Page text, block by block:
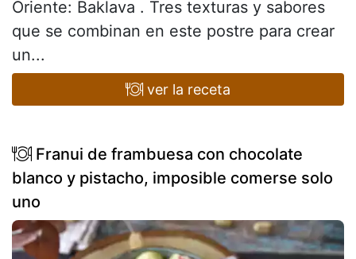
Oriente: Baklava . Tres texturas y sabores
que se combinan en este postre para crear
un...
ver la receta
Franui de frambuesa con chocolate
blanco y pistacho, imposible comerse solo
uno